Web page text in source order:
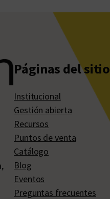
Páginas del sitio
Institucional
Gestión abierta
Recursos
Puntos de venta
Catálogo
Blog
Eventos
Preguntas frecuentes